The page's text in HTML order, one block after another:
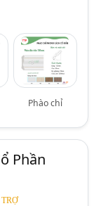
Phào chỉ
Phần